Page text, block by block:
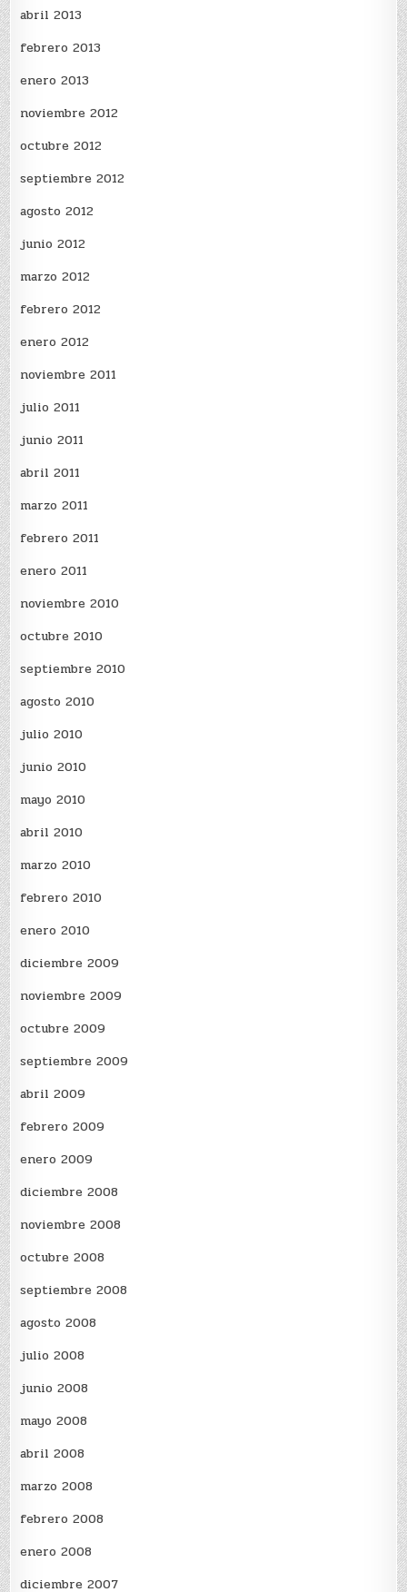
abril 2013
febrero 2013
enero 2013
noviembre 2012
octubre 2012
septiembre 2012
agosto 2012
junio 2012
marzo 2012
febrero 2012
enero 2012
noviembre 2011
julio 2011
junio 2011
abril 2011
marzo 2011
febrero 2011
enero 2011
noviembre 2010
octubre 2010
septiembre 2010
agosto 2010
julio 2010
junio 2010
mayo 2010
abril 2010
marzo 2010
febrero 2010
enero 2010
diciembre 2009
noviembre 2009
octubre 2009
septiembre 2009
abril 2009
febrero 2009
enero 2009
diciembre 2008
noviembre 2008
octubre 2008
septiembre 2008
agosto 2008
julio 2008
junio 2008
mayo 2008
abril 2008
marzo 2008
febrero 2008
enero 2008
diciembre 2007